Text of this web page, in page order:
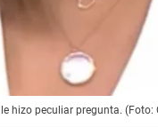
hizo peculiar pregunta.